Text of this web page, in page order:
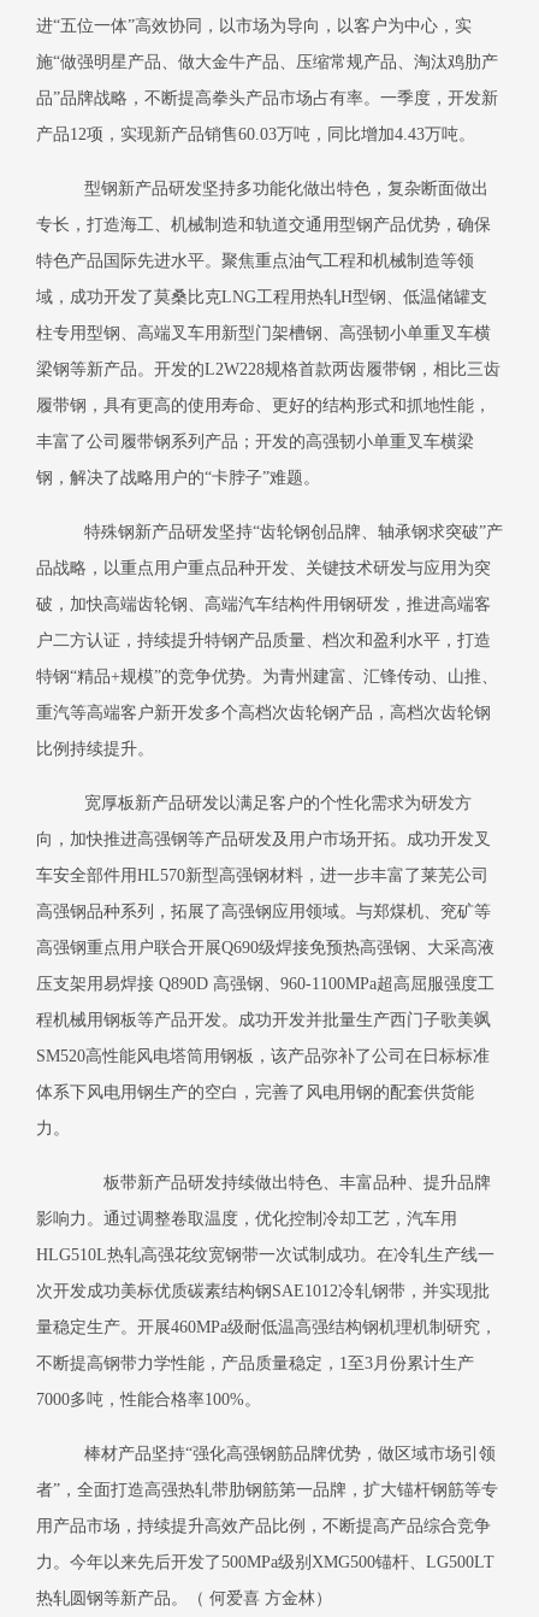
进“五位一体”高效协同，以市场为导向，以客户为中心，实
施“做强明星产品、做大金牛产品、压缩常规产品、淘汰鸡肋产
品”品牌战略，不断提高拳头产品市场占有率。一季度，开发新
产品12项，实现新产品销售60.03万吨，同比增加4.43万吨。
型钢新产品研发坚持多功能化做出特色，复杂断面做出
专长，打造海工、机械制造和轨道交通用型钢产品优势，确保
特色产品国际先进水平。聚焦重点油气工程和机械制造等领
域，成功开发了莫桑比克LNG工程用热轧H型钢、低温储罐支
柱专用型钢、高端叉车用新型门架槽钢、高强韧小单重叉车横
梁钢等新产品。开发的L2W228规格首款两齿履带钢，相比三齿
履带钢，具有更高的使用寿命、更好的结构形式和抓地性能，
丰富了公司履带钢系列产品；开发的高强韧小单重叉车横梁
钢，解决了战略用户的“卡脖子”难题。
特殊钢新产品研发坚持“齿轮钢创品牌、轴承钢求突破”产
品战略，以重点用户重点品种开发、关键技术研发与应用为突
破，加快高端齿轮钢、高端汽车结构件用钢研发，推进高端客
户二方认证，持续提升特钢产品质量、档次和盈利水平，打造
特钢“精品+规模”的竞争优势。为青州建富、汇锋传动、山推、
重汽等高端客户新开发多个高档次齿轮钢产品，高档次齿轮钢
比例持续提升。
宽厚板新产品研发以满足客户的个性化需求为研发方
向，加快推进高强钢等产品研发及用户市场开拓。成功开发叉
车安全部件用HL570新型高强钢材料，进一步丰富了莱芜公司
高强钢品种系列，拓展了高强钢应用领域。与郑煤机、兖矿等
高强钢重点用户联合开展Q690级焊接免预热高强钢、大采高液
压支架用易焊接 Q890D 高强钢、 960-1100MPa超高屈服强度工
程机械用钢板等产品开发。成功开发并批量生产西门子歌美飒
SM520高性能风电塔筒用钢板，该产品弥补了公司在日标标准
体系下风电用钢生产的空白，完善了风电用钢的配套供货能
力。
板带新产品研发持续做出特色、丰富品种、提升品牌
影响力。通过调整卷取温度，优化控制冷却工艺，汽车用
HLG510L热轧高强花纹宽钢带一次试制成功。在冷轧生产线一
次开发成功美标优质碳素结构钢 SAE1012冷轧钢带，并实现批
量稳定生产。开展460MPa级耐低温高强结构钢机理机制研究，
不断提高钢带力学性能，产品质量稳定， 1至3月份累计生产
7000多吨，性能合格率100%。
棒材产品坚持“强化高强钢筋品牌优势，做区域市场引领
者”，全面打造高强热轧带肋钢筋第一品牌，扩大锚杆钢筋等专
用产品市场，持续提升高效产品比例，不断提高产品综合竞争
力。今年以来先后开发了500MPa级别 XMG500锚杆、 LG500LT
热轧圆钢等新产品。（ 何爱喜 方金林）